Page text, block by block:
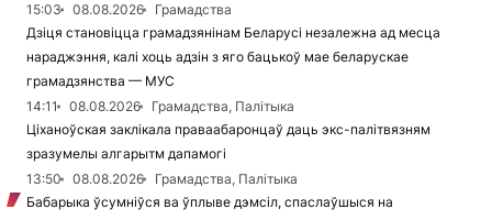
15:03
08.08.2026
Грамадства
Дзіця становіцца грамадзянінам Беларусі незалежна ад месца
нараджэння, калі хоць адзін з яго бацькоў мае беларускае
грамадзянства — МУС
14:11
08.08.2026
Грамадства, Палітыка
Ціханоўская заклікала праваабаронцаў даць экс-палітвязням
зразумелы алгарытм дапамогі
13:50
08.08.2026
Грамадства, Палітыка
Бабарыка ўсумніўся ва ўплыве дэмсіл, спаслаўшыся на